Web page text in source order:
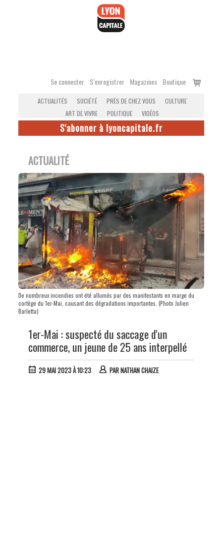
Se connecter S’enregistrer Magazines Boutique
Voir
ACTUALITÉS SOCIÉTÉ PRÈS DE CHEZ VOUS
CULTURE
ART DE VIVRE
POLITIQUE VIDÉOS
S'abonner à lyoncapitale.fr
ACTUALITÉ
De nombreux incendies ont été allumés par des manifestants en marge du
cortège du 1er-Mai, causant des dégradations importantes. (Photo Julien
Barletta)
1er-Mai : suspecté du saccage d'un
commerce, un jeune de 25 ans interpellé
29 MAI 2023 À 10:23 PARNATHAN CHAIZE